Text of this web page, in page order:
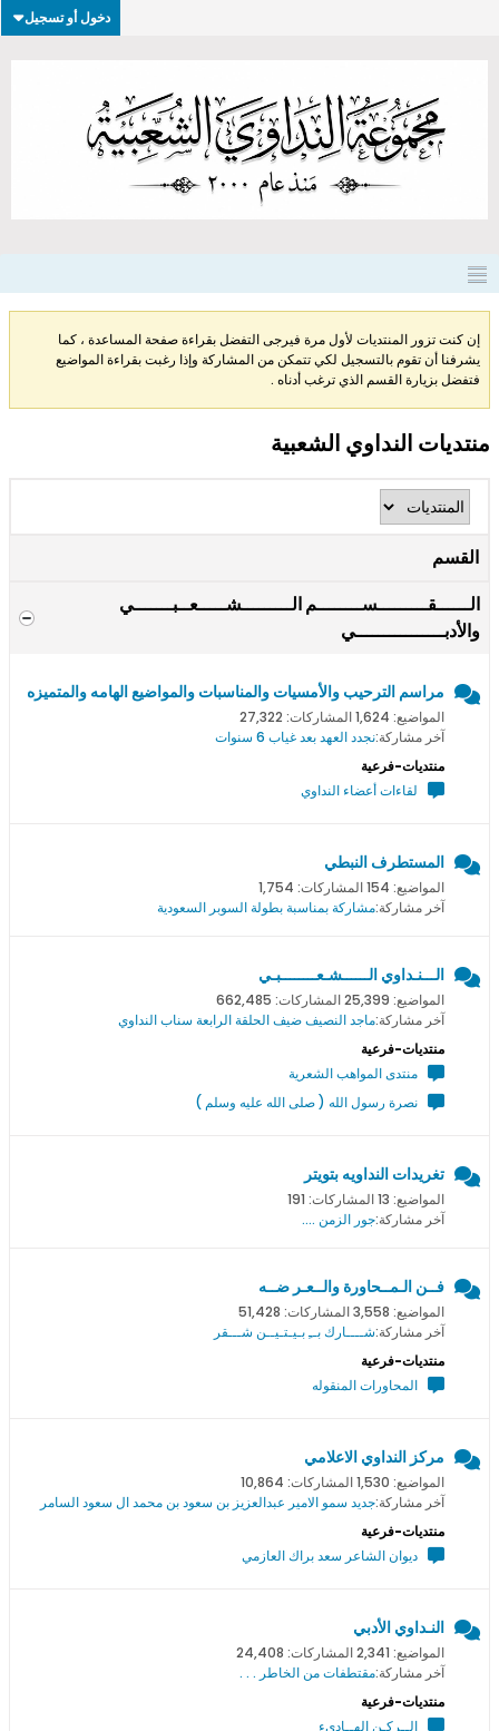
دخول أو تسجيل
إن كنت تزور المنتديات لأول مرة فيرجى التفضل بقراءة صفحة المساعدة ، كما
يشرفنا أن تقوم بالتسجيل لكي تتمكن من المشاركة وإذا رغبت بقراءة المواضيع
فتفضل بزيارة القسم الذي ترغب أدناه .
منتديات النداوي الشعبية
القسم
الــــــقـــــــــســــــــم الـــــــــشـــــعــبـــــــي
والأدبــــــــــــــــي
مراسم الترحيب والأمسيات والمناسبات والمواضيع الهامه والمتميزه
المواضيع: 1,624 المشاركات: 27,322
آخر مشاركة:نجدد العهد بعد غياب 6 سنوات
منتديات-فرعية
لقاءات أعضاء النداوي
المستطرف النبطي
المواضيع: 154 المشاركات: 1,754
آخر مشاركة:مشاركة بمناسبة بطولة السوبر السعودية
الـــنـداوي الــــــشـعــــــــبـي
المواضيع: 25,399 المشاركات: 662,485
آخر مشاركة:ماجد النصيف ضيف الحلقة الرابعة سناب النداوي
منتديات-فرعية
منتدى المواهب الشعرية
نصرة رسول الله ( صلى الله عليه وسلم )
تغريدات النداويه بتويتر
المواضيع: 13 المشاركات: 191
آخر مشاركة:جور الزمن ....
فــن الـمــحاورة والــعـر ضــه
المواضيع: 3,558 المشاركات: 51,428
آخر مشاركة:شــــارك بــِ بـيـتـيــن شـــقر
منتديات-فرعية
المحاورات المنقوله
مركز النداوي الاعلامي
المواضيع: 1,530 المشاركات: 10,864
آخر مشاركة:جديد سمو اﻻمير عبدالعزيز بن سعود بن محمد ال سعود السامر
منتديات-فرعية
ديوان الشاعر سعد براك العازمي
النـداوي الأدبي
المواضيع: 2,341 المشاركات: 24,408
آخر مشاركة:مقتطفات من الخاطر . . .
منتديات-فرعية
الــركـن الهــادىء